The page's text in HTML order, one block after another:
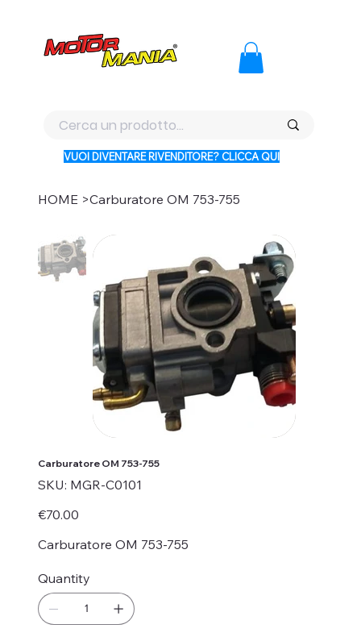
VUOI DIVENTARE RIVENDITORE? CLICCA QUI
HOME >Carburatore OM 753-755
Carburatore OM 753-755
SKU: SKU
MGR-
MGR-C0101
Price
€70.00
Carburatore OM 753-755
Quantity